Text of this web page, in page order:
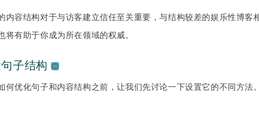
内容结构对于与访客建立信任至关重要，与结构较差的娱乐性博
将有助于你成为所在领域的权威。
子结构
何优化句子和内容结构之前，让我们先讨论一下设置它的不同方法